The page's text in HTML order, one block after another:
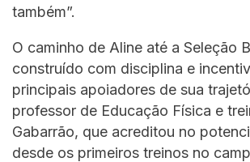
também”.
O caminho de Aline até a Seleção
construído com disciplina e
principais apoiadores de sua
professor de Educação Física e
Gabarrão, que acreditou no
desde os primeiros treinos no